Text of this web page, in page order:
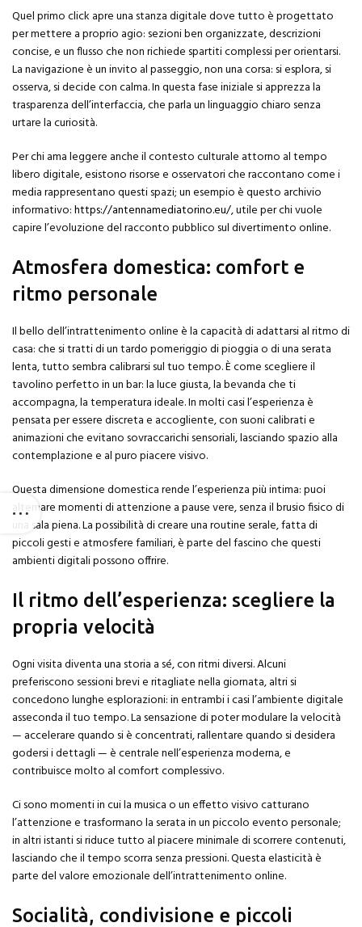
Quel primo click apre una stanza digitale dove tutto è progettato
per mettere a proprio agio: sezioni ben organizzate, descrizioni
concise, e un flusso che non richiede spartiti complessi per orientarsi.
La navigazione è un invito al passeggio, non una corsa: si esplora, si
osserva, si decide con calma. In questa fase iniziale si apprezza la
trasparenza dell’interfaccia, che parla un linguaggio chiaro senza
urtare la curiosità.
Per chi ama leggere anche il contesto culturale attorno al tempo
libero digitale, esistono risorse e osservatori che raccontano come i
media rappresentano questi spazi; un esempio è questo archivio
informativo:https://antennamediatorino.eu/, utile per chi vuole
capire l’evoluzione del racconto pubblico sul divertimento online.
Atmosfera domestica: comfort e
ritmo personale
Il bello dell’intrattenimento online è la capacità di adattarsi al ritmo di
casa: che si tratti di un tardo pomeriggio di pioggia o di una serata
lenta, tutto sembra calibrarsi sul tuo tempo. È come scegliere il
tavolino perfetto in un bar: la luce giusta, la bevanda che ti
accompagna, la temperatura ideale. In molti casi l’esperienza è
pensata per essere discreta e accogliente, con suoni calibrati e
animazioni che evitano sovraccarichi sensoriali, lasciando spazio alla
contemplazione e al puro piacere visivo.
Questa dimensione domestica rende l’esperienza più intima: puoi
alternare momenti di attenzione a pause vere, senza il brusio fisico di
una sala piena. La possibilità di creare una routine serale, fatta di
piccoli gesti e atmosfere familiari, è parte del fascino che questi
ambienti digitali possono offrire.
Il ritmo dell’esperienza: scegliere la
propria velocità
Ogni visita diventa una storia a sé, con ritmi diversi. Alcuni
preferiscono sessioni brevi e ritagliate nella giornata, altri si
concedono lunghe esplorazioni: in entrambi i casi l’ambiente digitale
asseconda il tuo tempo. La sensazione di poter modulare la velocità
— accelerare quando si è concentrati, rallentare quando si desidera
godersi i dettagli — è centrale nell’esperienza moderna, e
contribuisce molto al comfort complessivo.
Ci sono momenti in cui la musica o un effetto visivo catturano
l’attenzione e trasformano la serata in un piccolo evento personale;
in altri istanti si riduce tutto al piacere minimale di scorrere contenuti,
lasciando che il tempo scorra senza pressioni. Questa elasticità è
parte del valore emozionale dell’intrattenimento online.
Socialità, condivisione e piccoli